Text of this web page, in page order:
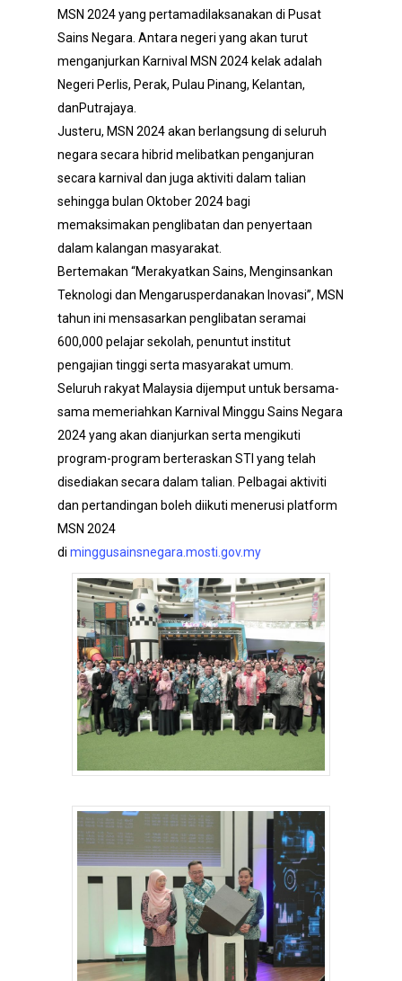
MSN 2024 yang pertamadilaksanakan di Pusat
Sains Negara. Antara negeri yang akan turut
menganjurkan Karnival MSN 2024 kelak adalah
Negeri Perlis, Perak, Pulau Pinang, Kelantan,
danPutrajaya.
Justeru, MSN 2024 akan berlangsung di seluruh
negara secara hibrid melibatkan penganjuran
secara karnival dan juga aktiviti dalam talian
sehingga bulan Oktober 2024 bagi
memaksimakan penglibatan dan penyertaan
dalam kalangan masyarakat.
Bertemakan “Merakyatkan Sains, Menginsankan
Teknologi dan Mengarusperdanakan Inovasi”, MSN
tahun ini mensasarkan penglibatan seramai
600,000 pelajar sekolah, penuntut institut
pengajian tinggi serta masyarakat umum.
Seluruh rakyat Malaysia dijemput untuk bersama-
sama memeriahkan Karnival Minggu Sains Negara
2024 yang akan dianjurkan serta mengikuti
program-program berteraskan STI yang telah
disediakan secara dalam talian. Pelbagai aktiviti
dan pertandingan boleh diikuti menerusi platform
MSN 2024
di minggusainsnegara.mosti.gov.my